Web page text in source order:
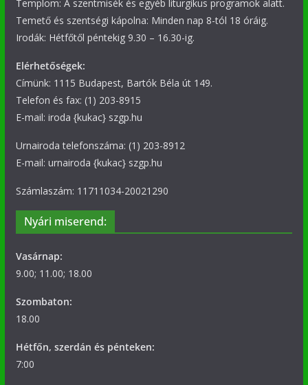
Templom: A szentmisék és egyéb liturgikus programok alatt.
Temető és szentségi kápolna: Minden nap 8-tól 18 óráig.
Irodák: Hétfőtől péntekig 9.30 – 16.30-ig.
Elérhetőségek:
Címünk: 1115 Budapest, Bartók Béla út 149.
Telefon és fax: (1) 203-8915
E-mail: iroda {kukac} szgp.hu
Urnairoda telefonszáma: (1) 203-8912
E-mail: urnairoda {kukac} szgp.hu
Számlaszám: 11711034-20021290
Nyári miserend:
Vasárnap:
9.00; 11.00; 18.00
Szombaton:
18.00
Hétfőn, szerdán és pénteken:
7:00